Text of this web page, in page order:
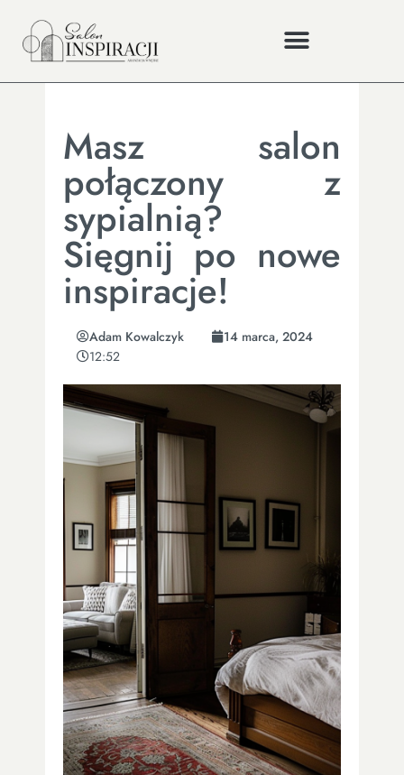
Masz salon
połączony z
sypialnią?
Sięgnij po nowe
inspiracje!
Adam Kowalczyk
14 marca, 2024
12:52